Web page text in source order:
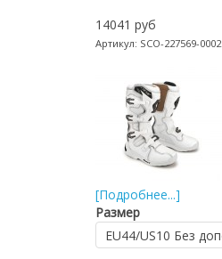
14041 руб
Артикул: SCO-227569-0002
[Подробнее...]
Размер